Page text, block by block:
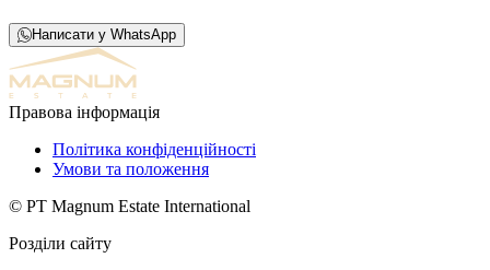
Написати у WhatsApp
Правова інформація
Політика конфіденційності
Умови та положення
© PT Magnum Estate International
Розділи сайту